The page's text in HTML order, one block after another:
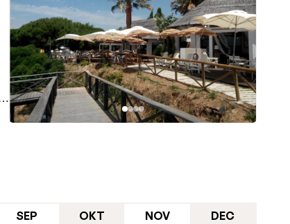
SEP OKT NOV DEC